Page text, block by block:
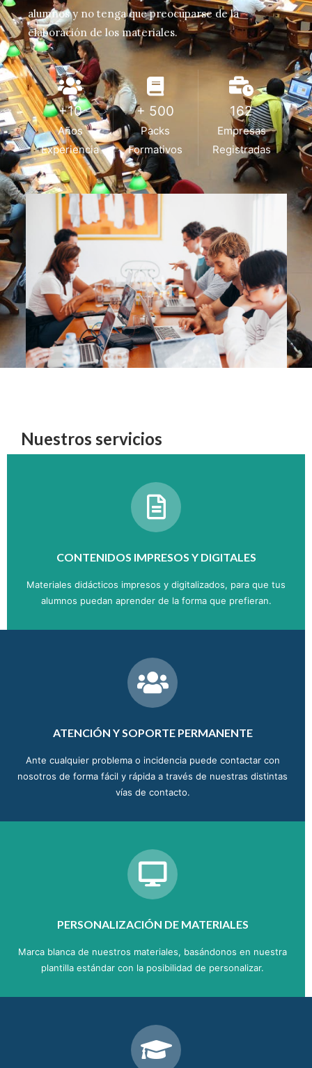
alumnos y no tenga que preocuparse de la
elaboración de los materiales.
+10
Años
Experiencia
+ 500
Packs
Formativos
162
Empresas
Registradas
Nuestros servicios
CONTENIDOS IMPRESOS Y DIGITALES
Materiales didácticos impresos y digitalizados, para que tus
alumnos puedan aprender de la forma que prefieran.
ATENCIÓN Y SOPORTE PERMANENTE
Ante cualquier problema o incidencia puede contactar con
nosotros de forma fácil y rápida a través de nuestras distintas
vías de contacto.
PERSONALIZACIÓN DE MATERIALES
Marca blanca de nuestros materiales, basándonos en nuestra
plantilla estándar con la posibilidad de personalizar.